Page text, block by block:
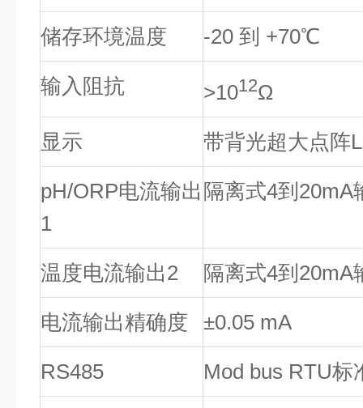
储存环境温度 -20 到 +70℃
输入阻抗 >1012Ω
显示 带背光超大点阵
pH/ORP电流输出
1
隔离式4到20mA
温度电流输出2 隔离式4到20mA
电流输出精确度 ±0.05 mA
RS485 Mod bus RTU标